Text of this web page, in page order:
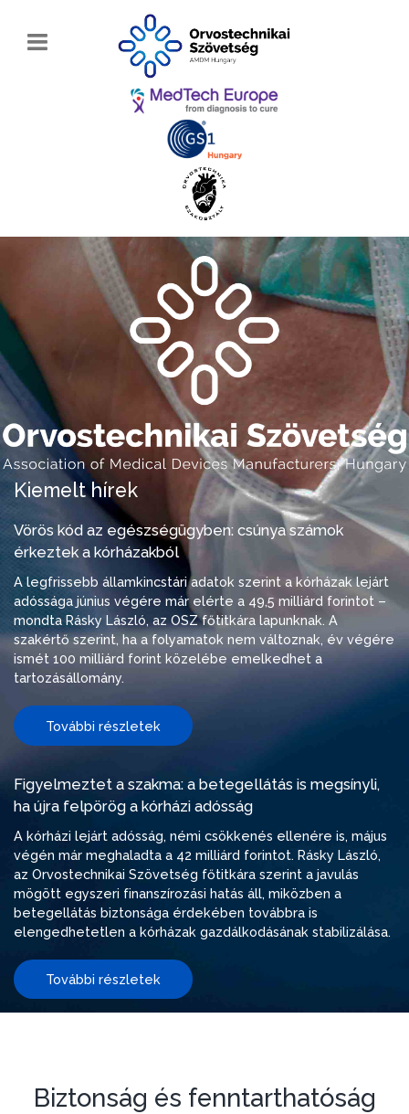
Kiemelt hírek
Vörös kód az egészségügyben: csúnya számok
érkeztek a kórházakból
A legfrissebb államkincstári adatok szerint a kórházak lejárt
adóssága június végére már elérte a 49,5 milliárd forintot –
mondta Rásky László, az OSZ főtitkára lapunknak. A
szakértő szerint, ha a folyamatok nem változnak, év végére
ismét 100 milliárd forint közelébe emelkedhet a
tartozásállomány.
További részletek
Figyelmeztet a szakma: a betegellátás is megsínyli,
ha újra felpörög a kórházi adósság
A kórházi lejárt adósság, némi csökkenés ellenére is, május
végén már meghaladta a 42 milliárd forintot. Rásky László,
az Orvostechnikai Szövetség főtitkára szerint a javulás
mögött egyszeri finanszírozási hatás áll, miközben a
betegellátás biztonsága érdekében továbbra is
elengedhetetlen a kórházak gazdálkodásának stabilizálása.
További részletek
Biztonság és fenntarthatóság